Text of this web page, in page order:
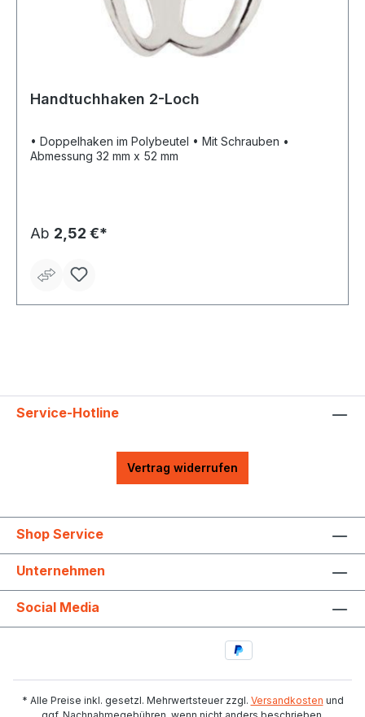
Handtuchhaken 2-Loch
• Doppelhaken im Polybeutel • Mit Schrauben •
Abmessung 32 mm x 52 mm
Ab 2,52 €*
Service-Hotline
Vertrag widerrufen
Shop Service
Unternehmen
Social Media
* Alle Preise inkl. gesetzl. Mehrwertsteuer zzgl. Versandkosten und